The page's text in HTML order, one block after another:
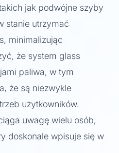
jak podwójne szyby
stanie utrzymać
minimalizując
że system glass
paliwa, w tym
że są niezwykle
użytkowników.
uwagę wielu osób,
doskonale wpisuje się w